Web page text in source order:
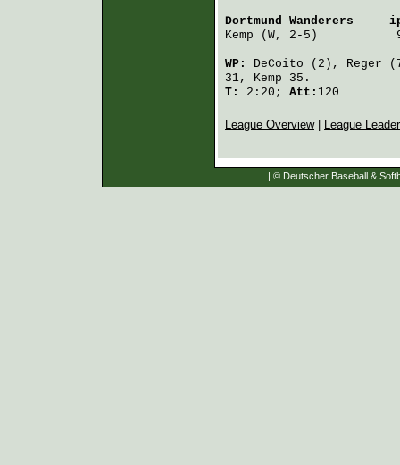
Dortmund Wanderers
Kemp (W, 2-5)
WP: DeCoito (2), Reger
31, Kemp 35.
T:
2:20; Att: 120
League Overview| League
| © Deutscher Baseball &